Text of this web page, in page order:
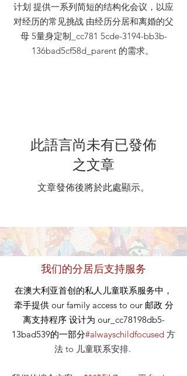
计划 提供一系列简短的结构化会议，以应
对经历的常见挑战 由经历分居和离婚的父
母 5量身定制_cc781 5cde-3194-bb3b-
136bad5cf58d_parent 的需求。
此語言尚未有已發佈
之文章
文章發佈後將於此處顯示。
我们的分居后支持服务
在澳大利亚首创的私人儿童联系服务中，
牵手提供 our family access to our 邮政 分
离支持程序 设计为 our_cc78198db5-
13bad539的一部分#alwayschildfocused 方
法to 儿童联系安排.